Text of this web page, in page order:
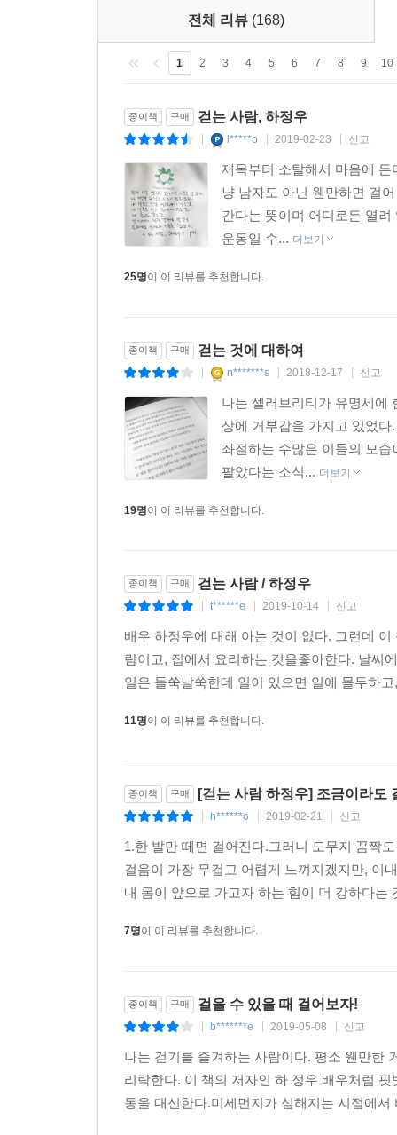
_「왜 자꾸만 나를 잃어버리지?」, 35~36쪽
‘믿고 보는 배우’로 불리는 하정우에게도 성공과
있는 길로 조금 더 멀리 걸어가보려 한다.
사실 배우로서든 감독으로서든 새 영화를 시작
막지는 않는다. 또한 성공과 실패란 단순히 흥
‘나의 실패작’은 아니다. 내가 [허삼관]을 연출
하세요”라고 말할 때 나는 예전에는 상처받았지
생각한다. 배우 하정우는 지금까지 많은 행운과
_「왜 사랑받지 못했을까?」, 229~231쪽
화려한 필모그래피 너머
그가 흘린 땀과 간절한 기도의 기록―
하정우는 어떻게 영화를 선택하고 만들어가는가
읽는 특별한 즐거움이자 감동이다. 많은 사람들
배우들이 모두 꾸려지면, 함께 대화하고 고민하며
1편과 2편 모두가 천만 관객을 넘어선 [신과 함
자신에게 ‘가장 절실한’ 가족 이야기로 되돌
까마득하게 높다는 점도 그의 결단에 큰 영
영화를 선택하는 무엇보다 확실하고 결정적인
영화에 관계된 누군가의 ‘절실함’에서 나온다
고르는가?’라는 질문보다 ‘어떤 사람들과 일하
시나리오는 거의 없다. 시나리오는 언제나 배우
바꿀 생각을 하고 들어가는 거다. 나는 현재 시나
_「내가 동행을 선택하는 법」, 239쪽
탓하고, 분위기를 따지는 법이 없다. 그저 건
사람들이 쉽게 ‘성공’과 ‘실패’의 양극단으로
전체 리뷰 (168)
1 2 3 4 5 6 7 8 9 10
종이책 구매 걷는 사람, 하정우
l*****o 2019-02-23 신고
제목부터 소탈해서 마음에
냥 남자도 아닌 웬만하면 걸
간다는 뜻이며 어디로든 열
운동일 수... 더보기
25명이 이 리뷰를 추천합니다.
종이책 구매 걷는 것에 대하여
n*******s 2018-12-17 신고
나는 셀러브리티가 유명세에
상에 거부감을 가지고 있었
좌절하는 수많은 이들의 모
팔았다는 소식... 더보기
19명이 이 리뷰를 추천합니다.
종이책 구매 걷는 사람 / 하정우
t******e 2019-10-14 신고
배우 하정우에 대해 아는 것이 없다. 그런데
람이고, 집에서 요리하는 것을좋아한다. 날씨
일은 들쑥날쑥한데 일이 있으면 일에 몰두하
11명이 이 리뷰를 추천합니다.
종이책 구매 [걷는 사람 하정우] 조금이라도
h******o 2019-02-21 신고
1.한 발만 떼면 걸어진다.그러니 도무지 꼼짝
걸음이 가장 무겁고 어렵게 느껴지겠지만, 이
내 몸이 앞으로 가고자 하는 힘이 더 강하다
7명이 이 리뷰를 추천합니다.
종이책 구매 걸을 수 있을 때 걸어보자!
b*******e 2019-05-08 신고
나는 걷기를 즐겨하는 사람이다. 평소 웬만한
리락한다. 이 책의 저자인 하 정우 배우처럼
동을 대신한다.미세먼지가 심해지는 시점에